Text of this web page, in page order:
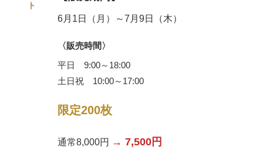
ト
6月1日（月）～7月9日（木）
〈販売時間〉
平日 9:00～18:00
土日祝 10:00～17:00
限定200枚
通常8,000円 → 7,500円